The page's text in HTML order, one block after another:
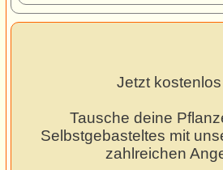
Jetzt
Tausche deine
Selbstgebasteltes mit
zahlreichen